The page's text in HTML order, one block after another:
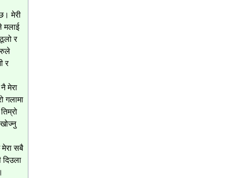
मेरी
मलाई
र
र
मेरा
गलामा
सबै
दिउला